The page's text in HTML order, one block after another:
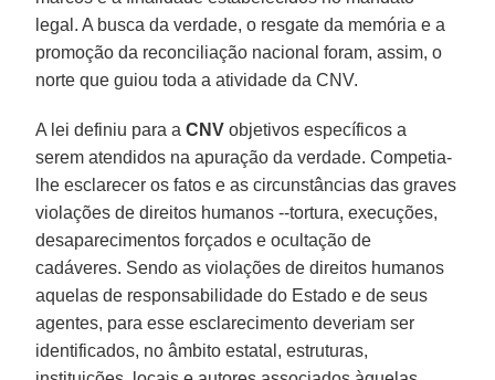
legal. A busca da verdade, o resgate da memória e a
promoção da reconciliação nacional foram, assim, o
norte que guiou toda a atividade da CNV.
A lei definiu para aCNV objetivos específicos a
serem atendidos na apuração da verdade. Competia-
lhe esclarecer os fatos e as circunstâncias das graves
violações de direitos humanos --tortura, execuções,
desaparecimentos forçados e ocultação de
cadáveres. Sendo as violações de direitos humanos
aquelas de responsabilidade do Estado e de seus
agentes, para esse esclarecimento deveriam ser
identificados, no âmbito estatal, estruturas,